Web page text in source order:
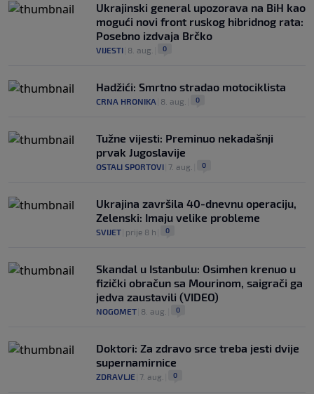
Ukrajinski general upozorava na BiH kao
mogući novi front ruskog hibridnog rata:
Posebno izdvaja Brčko
VIJESTI 8. aug. 0
Hadžići: Smrtno stradao motociklista
CRNA HRONIKA 8. aug. 0
Tužne vijesti: Preminuo nekadašnji
prvak Jugoslavije
OSTALI SPORTOVI 7. aug. 0
Ukrajina završila 40-dnevnu operaciju,
Zelenski: Imaju velike probleme
SVIJET prije 8 h 0
Skandal u Istanbulu: Osimhen krenuo u
fizički obračun sa Mourinom, saigrači ga
jedva zaustavili (VIDEO)
NOGOMET 8. aug. 0
Doktori: Za zdravo srce treba jesti dvije
supernamirnice
ZDRAVLJE 7. aug. 0